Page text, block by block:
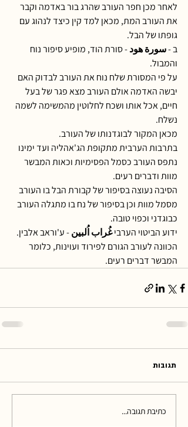
לאחר מכן חפר העורב שהרג בור באדמה וקבר
את העורב המת, מכאן למד קין כיצד לנהוג עם
גופתו של הבל.
ב - سورة هود - סורת הוד, מופיע סיפור נוח
והמבול.
על פי המסורת שלח נוח את העורב לבדוק האם
יבשה האדמה אולם העורב מצא פגר של בעל
חיים, אכל אותו ושכח לחלוטין מהמשימה לשמה
נשלח.
מכאן המקור לבוגדנותו של העורב.
בתרבות הערבית מתקופת הג'אהליה ועד ימינו
נתפס העורב כסמל הפסימיות וכאות המבשר
מוות ודברים רעים.
הסיבה נעוצה בסיפור של קבורת הבל בו העורב
מסמל מוות וכן בסיפור של נח בו מתגלה העורב
כבוגדני וכפוי טובה.
ידוע הביטוי הערבי غُراب اُلبين - ע'וראב אלבין.
הכוונה לעורב הגורם לפירוד ועוינות, כלומר
המבשר דברים רעים.
תגובות
כתיבת תגובה...